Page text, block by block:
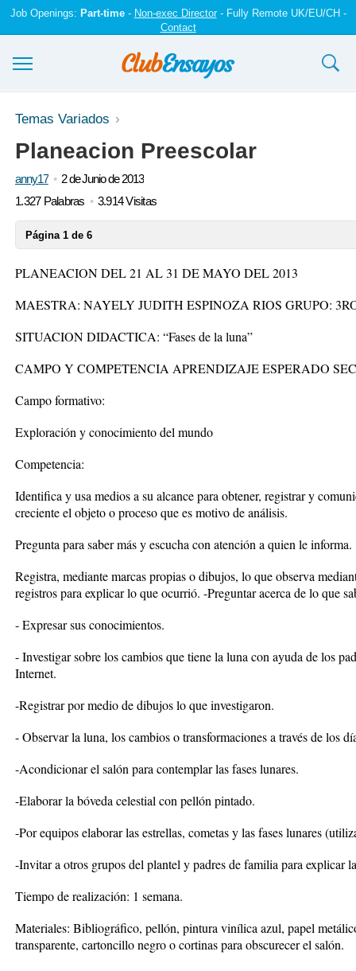
Job Openings: Part-time- Non-exec Director- Fully Remote UK/EU/CH -
Contact
Ensayos y trabajos
Registrarse
Iniciar sesión
Temas Variados
Planeacion Preescolar
anny17
2 de Junio de 2013
1.327 Palabras
3.914 Visitas
Página 1 de 6
PLANEACION DEL 21 AL 31 DE MAYO DEL 2013
MAESTRA: NAYELY JUDITH ESPINOZA RIOS GRUPO:
SITUACION DIDACTICA: “Fases de la luna”
CAMPO Y COMPETENCIA APRENDIZAJE ESPERADO
Campo formativo:
Exploración y conocimiento del mundo
Competencia:
Identifica y usa medios a su alcance para obtener, registrar y
creciente el objeto o proceso que es motivo de análisis.
Pregunta para saber más y escucha con atención a quien le informa.
Registra, mediante marcas propias o dibujos, lo que observa
registros para explicar lo que ocurrió. -Preguntar acerca de lo que
- Expresar sus conocimientos.
- Investigar sobre los cambios que tiene la luna con ayuda de los
Internet.
-Registrar por medio de dibujos lo que investigaron.
- Observar la luna, los cambios o transformaciones a través de los
-Acondicionar el salón para contemplar las fases lunares.
-Elaborar la bóveda celestial con pellón pintado.
-Por equipos elaborar las estrellas, cometas y las fases lunares
-Invitar a otros grupos del plantel y padres de familia para explicar
Tiempo de realización: 1 semana.
Materiales: Bibliográfico, pellón, pintura vinílica azul, papel
transparente, cartoncillo negro o cortinas para obscurecer el salón.